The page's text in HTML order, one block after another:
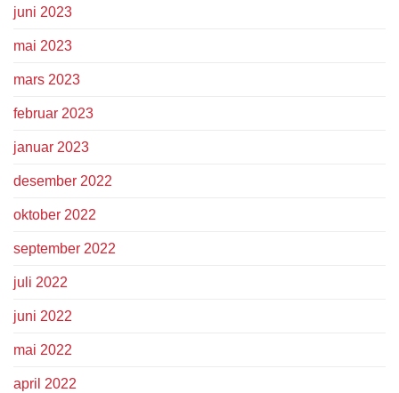
juni 2023
mai 2023
mars 2023
februar 2023
januar 2023
desember 2022
oktober 2022
september 2022
juli 2022
juni 2022
mai 2022
april 2022